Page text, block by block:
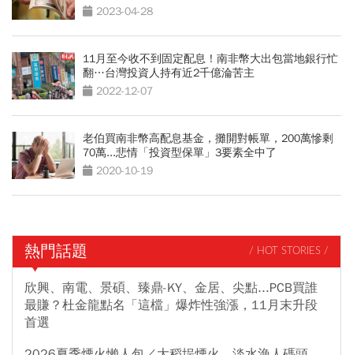
2023-04-28
11月至今收不到固定配息！南非幣大出包當地銀行忙
翻…台灣投資人持有近2千億淪苦主
2022-12-07
老伯買南非幣高配息基金，攤開對帳單，200萬慘剩
70萬...悲情「投資型保單」3要素全中了
2020-10-19
熱門話題 / HOT STORIES /
欣興、南電、景碩、臻鼎-KY、金居、尖點...PCB買誰
最賺？杜金龍點名「這檔」爆炸性強漲，11月末升段
首選